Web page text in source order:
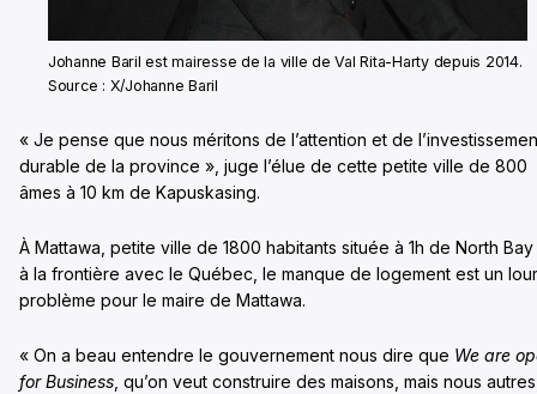
Johanne Baril est mairesse de la ville de Val Rita-Harty depuis 2014.
Source : X/Johanne Baril
« Je pense que nous méritons de l’attention et de
durable de la province », juge l’élue de cette petite ville de 800
âmes à 10 km de Kapuskasing.
À Mattawa, petite ville de 1800 habitants située à 1h de North
à la frontière avec le Québec, le manque de logement est un
problème pour le maire de Mattawa.
« On a beau entendre le gouvernement nous dire que We are
for Business , qu’on veut construire des maisons, mais nous